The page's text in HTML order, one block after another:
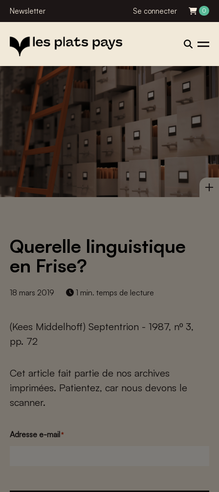
Newsletter Se connecter 0
Querelle linguistique
en Frise?
18 mars 2019 1 min. temps de lecture
(Kees Middelhoff) Septentrion - 1987, nº 3,
pp. 72
Cet article fait partie de nos archives
imprimées. Patientez, car nous devons le
scanner.
Adresse e-mail*